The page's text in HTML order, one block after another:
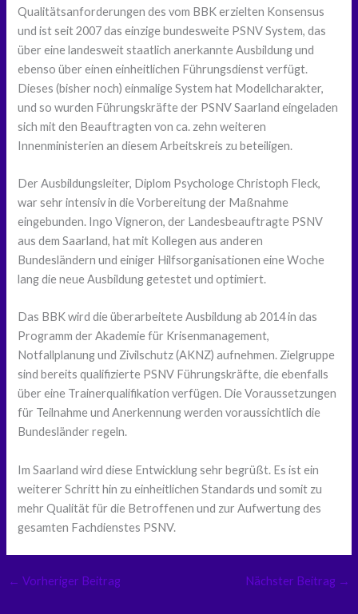
Qualitätsanforderungen des vom BBK erzielten Konsensus
und ist seit 2007 das einzige bundesweite PSNV System, das
über eine landesweit staatlich anerkannte Ausbildung und
ebenso über einen einheitlichen Führungsdienst verfügt.
Dieses (bisher noch) einmalige System hat Modellcharakter,
und so wurden Führungskräfte der PSNV Saarland eingeladen
sich mit den Beauftragten von ca. zehn weiteren
Innenministerien an diesem Arbeitskreis zu beteiligen.
Der Ausbildungsleiter, Diplom Psychologe Christoph Fleck,
war sehr intensiv in die Vorbereitung der Maßnahme
eingebunden. Ingo Vigneron, der Landesbeauftragte PSNV
aus dem Saarland, hat mit Kollegen aus anderen
Bundesländern und einiger Hilfsorganisationen eine Woche
lang die neue Ausbildung getestet und optimiert.
Das BBK wird die überarbeitete Ausbildung ab 2014 in das
Programm der Akademie für Krisenmanagement,
Notfallplanung und Zivilschutz (AKNZ) aufnehmen. Zielgruppe
sind bereits qualifizierte PSNV Führungskräfte, die ebenfalls
über eine Trainerqualifikation verfügen. Die Voraussetzungen
für Teilnahme und Anerkennung werden voraussichtlich die
Bundesländer regeln.
Im Saarland wird diese Entwicklung sehr begrüßt. Es ist ein
weiterer Schritt hin zu einheitlichen Standards und somit zu
mehr Qualität für die Betroffenen und zur Aufwertung des
gesamten Fachdienstes PSNV.
← Vorheriger Beitrag Nächster Beitrag →